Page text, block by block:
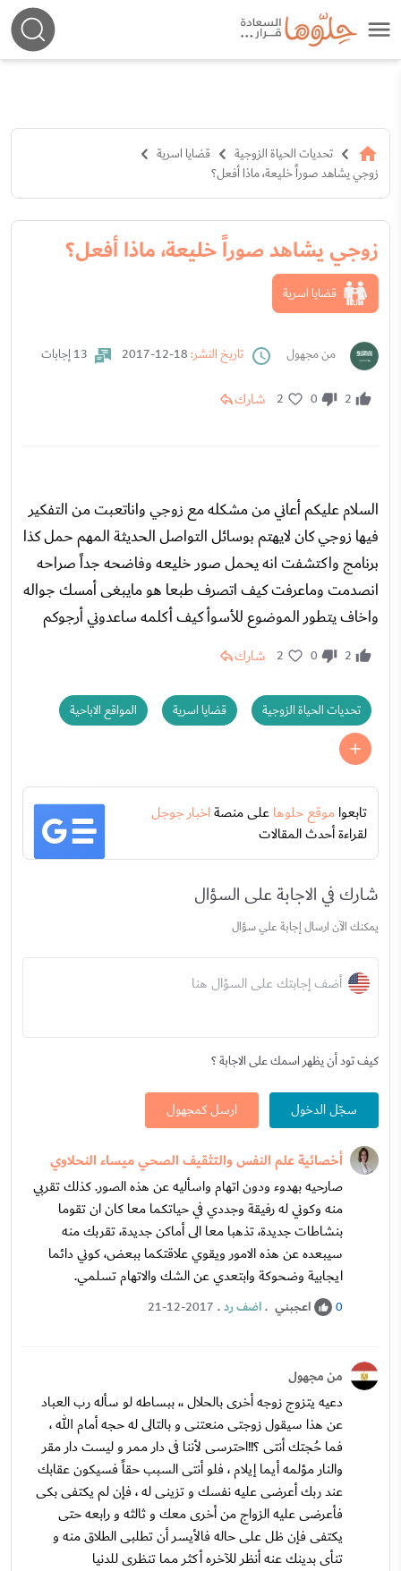
تحديات الحياة الزوجية
قضايا اسرية
زوجي يشاهد صوراً خليعة، ماذا أفعل؟
زوجي يشاهد صوراً خليعة، ماذا أفعل؟
قضايا اسرية
من مجهول تاريخ النشر: 13 إجابات
2
0
2 شارك
السلام عليكم أعاني من مشكله مع زوجي واناتعبت من التفكير
فيها زوجي كان لايهتم بوسائل التواصل الحديثة المهم حمل كذا
برنامج واكتشفت انه يحمل صور خليعه وفاضحه جداً صراحه
انصدمت وماعرفت كيف اتصرف طبعا هو مايبغى أمسك جواله
واخاف يتطور الموضوع للأسوأ كيف أكلمه ساعدوني أرجوكم
2
0
2 شارك
تحديات الحياة الزوجية قضايا اسرية المواقع الاباحية
تابعواموقع حلوهاعلى منصةاخبار جوجل
لقراءة أحدث المقالات
شارك في الاجابة على السؤال
يمكنك الآن ارسال إجابة علي سؤال
أضف إجابتك على السؤال هنا
كيف تود أن يظهر اسمك على الاجابة ؟
سجّل الدخول ارسل كمجهول
أخصائية علم النفس والتثقيف الصحي ميساء النحلاوي
صارحيه بهدوء ودون اتهام واسأليه عن هذه الصور. كذلك تقربي
منه وكوني له رفيقة وجددي في حياتكما معا كان ان تقوما
بنشاطات جديدة، تذهبا معا الى أماكن جديدة، تقربك منه
سيبعده عن هذه الامور ويقوي علاقتكما ببعض، كوني دائما
ايجابية وضحوكة وابتعدي عن الشك والاتهام تسلمي.
0 اعجبني .اضف رد.
21-12-2017
من مجهول
دعيه يتزوج زوجه أخرى بالحلال ،، ببساطه لو سأله رب العباد
عن هذا سيقول زوجتى منعتنى و بالتالى له حجه أمام الله ،
فما حُجتك أنتى ؟!!احترسى لأننا فى دار ممر و ليست دار مقر
والنار مؤلمه أيما إيلام ، فلو أنتى السبب حقاً فسيكون عقابك
عند ربك أعرضى عليه نفسك و تزينى له ، فإن لم يكتفى بكى
فأعرضى عليه الزواج من أخرى معك و ثالثه و رابعه حتى
يكتفى فإن ظل على حاله فالأيسر أن تطلبى الطلاق منه و
تنأى بدينك عنه أنظر للآخره أكثر مما تنظرى للدنيا